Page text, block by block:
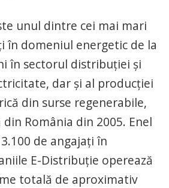
unul dintre cei mai mari
în domeniul energetic de la
în sectorul distribuției și
dar și al producției
din surse regenerabile,
România din 2005. Enel
de angajați în
E-Distribuție operează
totală de aproximativ